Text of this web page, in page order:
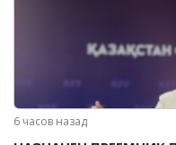
6 часов назад